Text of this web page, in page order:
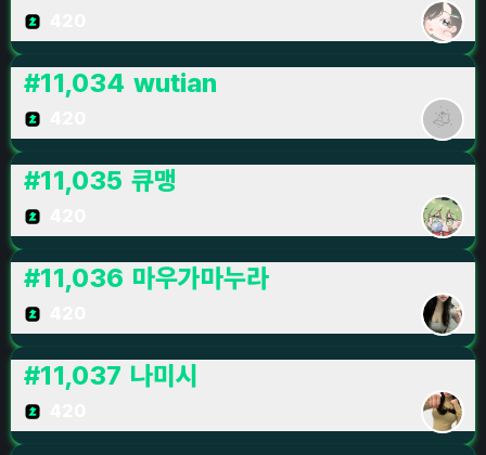
#11,034 wutian
#11,035 큐맹
#11,036 마우가마누라
#11,037 나미시